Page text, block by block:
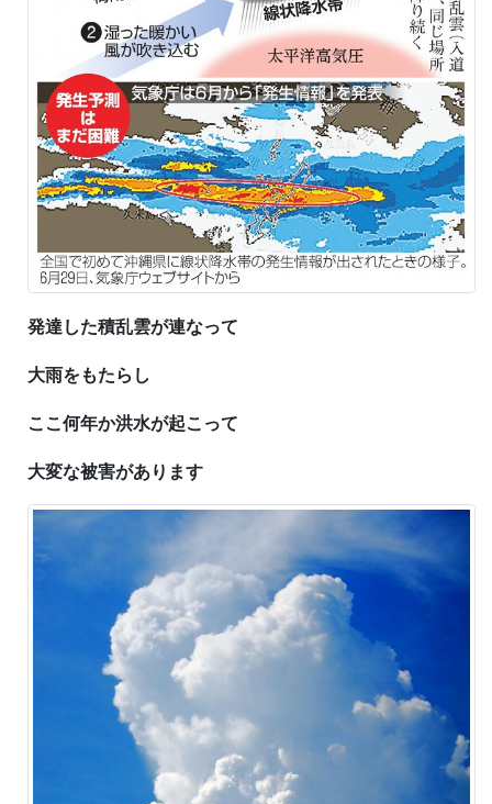
発達した積乱雲が連なって
大雨をもたらし
ここ何年か洪水が起こって
大変な被害があります